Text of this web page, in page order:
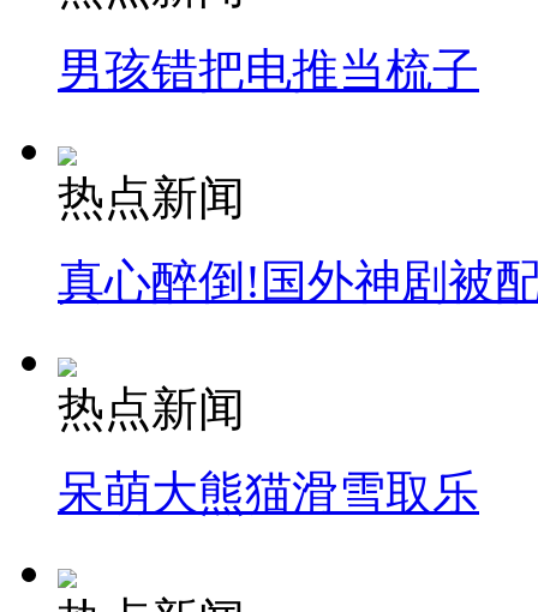
男孩错把电推当梳子
热点新闻
真心醉倒!国外神剧被
热点新闻
呆萌大熊猫滑雪取乐